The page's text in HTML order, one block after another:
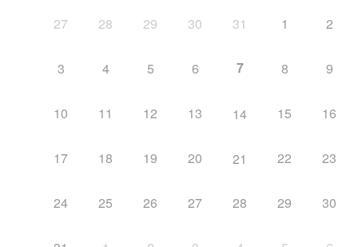
27
28 29 30 31 1 2
3 4 5 6 7 8 9
10 11 12 13 14 15 16
17 18 19 20 21 22 23
24 25 26 27 28 29 30